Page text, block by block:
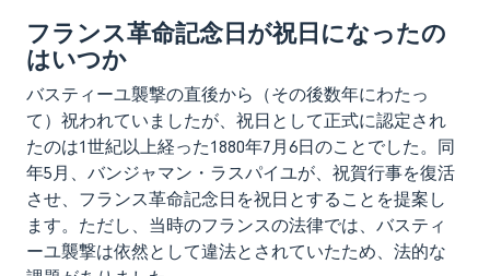
フランス革命記念日が祝日になったの
はいつか
バスティーユ襲撃の直後から（その後数年にわたっ
て）祝われていましたが、祝日として正式に認定され
たのは1世紀以上経った1880年7月6日のことでした。同
年5月、バンジャマン・ラスパイユが、祝賀行事を復活
させ、フランス革命記念日を祝日とすることを提案し
ます。ただし、当時のフランスの法律では、バスティ
ーユ襲撃は依然として違法とされていたため、法的な